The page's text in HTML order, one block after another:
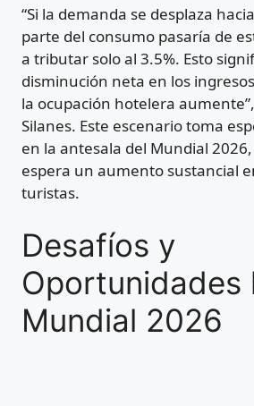
“Si la demanda se desplaza
parte del consumo pasaría de
a tributar solo al 3.5%. Esto
disminución neta en los
la ocupación hotelera
Silanes. Este escenario toma
en la antesala del Mundial
espera un aumento sustancial
turistas.
Desafíos y
Oportunidades
Mundial 2026